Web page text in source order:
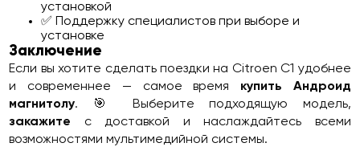
установкой
✅ Поддержку специалистов при выборе и
установке
Заключение
Если вы хотите сделать поездки на Citroen C1 удобнее
и современнее — самое время купить Андроид
магнитолу. 🎯 Выберите подходящую модель,
закажите с доставкой и наслаждайтесь всеми
возможностями мультимедийной системы.